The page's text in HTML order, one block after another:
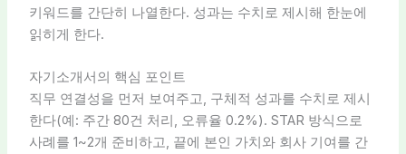
키워드를 간단히 나열한다. 성과는 수치로 제시해 한눈에
읽히게 한다.
자기소개서의 핵심 포인트
직무 연결성을 먼저 보여주고, 구체적 성과를 수치로 제시
한다(예: 주간 80건 처리, 오류율 0.2%). STAR 방식으로
사례를 1~2개 준비하고, 끝에 본인 가치와 회사 기여를 간